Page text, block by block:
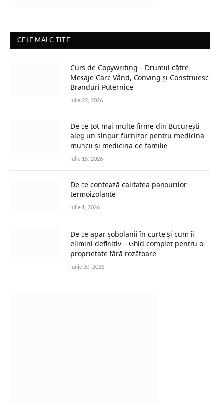
CELE MAI CITITE
Curs de Copywriting – Drumul către
Mesaje Care Vând, Conving și Construiesc
Branduri Puternice
iulie 22, 2026
De ce tot mai multe firme din București
aleg un singur furnizor pentru medicina
muncii și medicina de familie
iulie 15, 2026
De ce contează calitatea panourilor
termoizolante
iulie 1, 2026
De ce apar șobolanii în curte și cum îi
elimini definitiv – Ghid complet pentru o
proprietate fără rozătoare
iunie 30, 2026